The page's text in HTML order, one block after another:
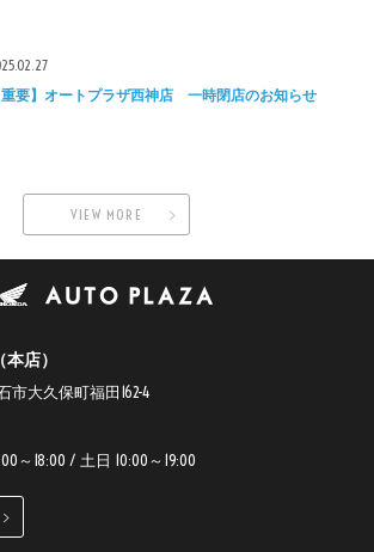
重要】オートプラザ西神店 一時閉店のお知らせ
VIEW MORE
店）
市大久保町福田162-4
～18:00 / 土日 10:00～19:00